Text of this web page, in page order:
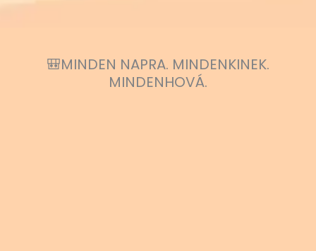
🎒MINDEN NAPRA. MINDENKINEK.
MINDENHOVÁ.